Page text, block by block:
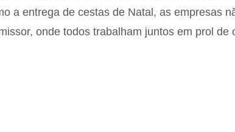
a entrega de cestas de Natal, as empresas
onde todos trabalham juntos em prol de